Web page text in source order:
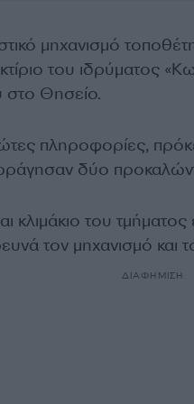
μηχανισμό
του ιδρύματος
Θησείο.
πληροφορίες,
δύο
κλιμάκιο του
τον μηχανισμό και
ΔΙΑΦΗΜΙΣΗ